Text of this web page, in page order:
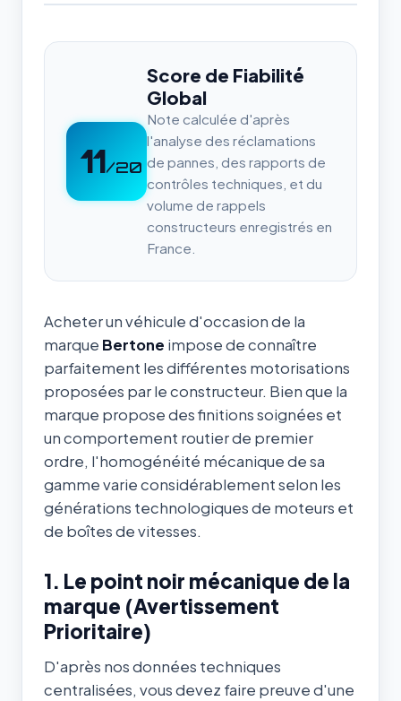
11/20
Score de Fiabilité
Global
Note calculée d'après
l'analyse des réclamations
de pannes, des rapports de
contrôles techniques, et du
volume de rappels
constructeurs enregistrés en
France.
Acheter un véhicule d'occasion de la
marque Bertone impose de connaître
parfaitement les différentes motorisations
proposées par le constructeur. Bien que la
marque propose des finitions soignées et
un comportement routier de premier
ordre, l'homogénéité mécanique de sa
gamme varie considérablement selon les
générations technologiques de moteurs et
de boîtes de vitesses.
1. Le point noir mécanique de la
marque (Avertissement
Prioritaire)
D'après nos données techniques
centralisées, vous devez faire preuve d'une